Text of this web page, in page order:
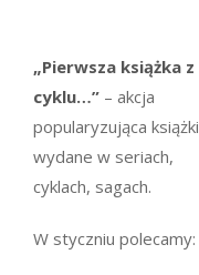
„Pierwsza książka z
cyklu…” – akcja
popularyzująca książki
wydane w seriach,
cyklach, sagach.
W styczniu polecamy: